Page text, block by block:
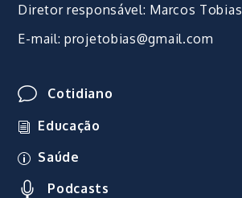
Diretor responsável: Marcos Tobias
E-mail: projetobias@gmail.com
Cotidiano
Educação
Saúde
Podcasts